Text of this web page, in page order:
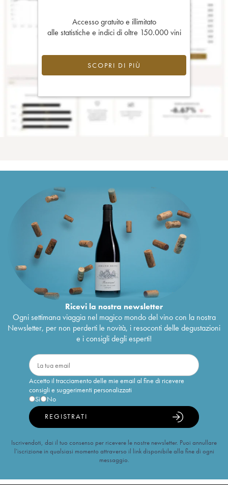
Accesso gratuito e illimitato
alle statistiche e indici di oltre 150.000 vini
SCOPRI DI PIÙ
Ricevi la nostra newsletter
Ogni settimana viaggia nel magico mondo del vino con la nostra
Newsletter, per non perderti le novità, i resoconti delle degustazioni
e i consigli degli esperti!
Accetto il tracciamento delle mie email al fine di ricevere
consigli e suggerimenti personalizzati
Sì
No
REGISTRATI
Iscrivendoti, dai il tuo consenso per ricevere le nostre newsletter. Puoi annullare
l’iscrizione in qualsiasi momento attraverso il link disponibile alla fine di ogni
messaggio.